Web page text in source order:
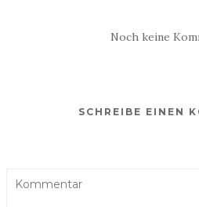
Noch keine
SCHREIBE EINEN